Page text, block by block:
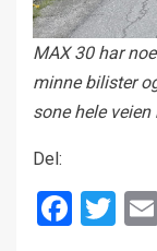
MAX 30 har
minne bilister
sone hele veien
Del: